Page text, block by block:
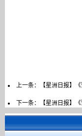
上一条： 【星洲日报】
下一条： 【星洲日报】